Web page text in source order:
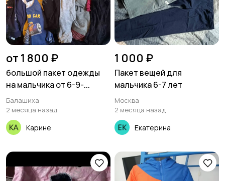
от 1 800 ₽
большой пакет одежды
на мальчика от 6-9-...
Балашиха
2 месяца назад
Карине
1 000 ₽
Пакет вещей для
мальчика 6-7 лет
Москва
2 месяца назад
Екатерина